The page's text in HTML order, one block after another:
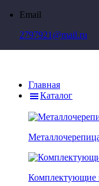
Email
2797921@mail.ru
Главная
Каталог
Комплектующие